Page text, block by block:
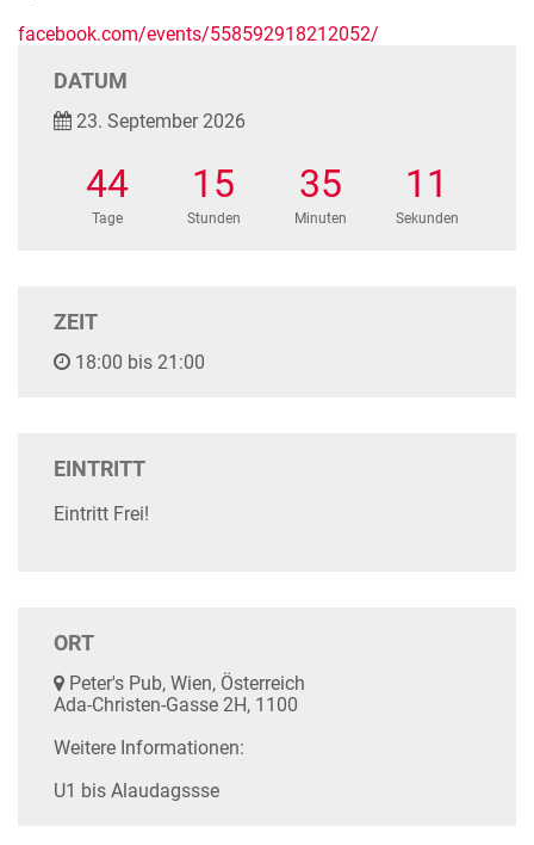
facebook.com/events/558592918212052/
DATUM
23. September 2026
44
Tage
15
Stunden
35
Minuten
10
Sekunden
ZEIT
18:00 bis 21:00
EINTRITT
Eintritt Frei!
ORT
Peter's Pub, Wien, Österreich
Ada-Christen-Gasse 2H, 1100
Weitere Informationen:
U1 bis Alaudagssse